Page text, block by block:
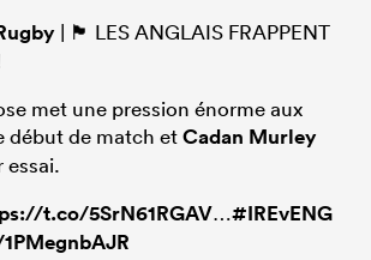
| 🏴󠁧󠁢󠁥󠁮󠁧󠁿 LES ANGLAIS FRAPPENT
met une pression énorme aux
début de match etCadan Murley
essai.
t.co/5SrN61RGAV…#IREvENG